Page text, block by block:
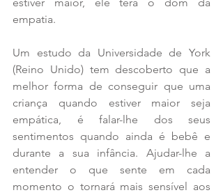
empatia.
Um estudo da Universidade de York
(Reino Unido) tem descoberto que a
melhor forma de conseguir que uma
criança quando estiver maior seja
empática, é falar-lhe dos seus
sentimentos quando ainda é bebê e
durante a sua infância. Ajudar-lhe a
entender o que sente em cada
momento o tornará mais sensível aos